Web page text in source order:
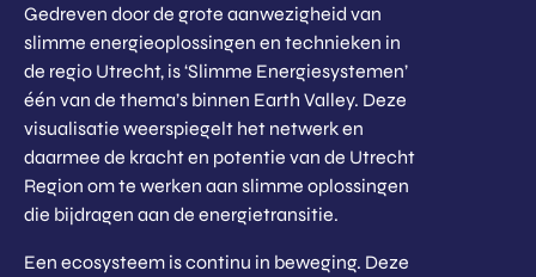
Gedreven door de grote aanwezigheid van
slimme energieoplossingen en technieken in
de regio Utrecht, is ‘Slimme Energiesystemen’
één van de thema’s binnen Earth Valley. Deze
visualisatie weerspiegelt het netwerk en
daarmee de kracht en potentie van de Utrecht
Region om te werken aan slimme oplossingen
die bijdragen aan de energietransitie.
Een ecosysteem is continu in beweging. Deze